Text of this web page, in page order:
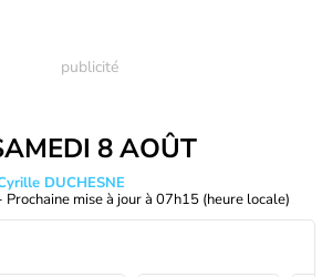
8 AOÛT
DUCHESNE
Prochaine mise à jour à 07h15 (heure locale)